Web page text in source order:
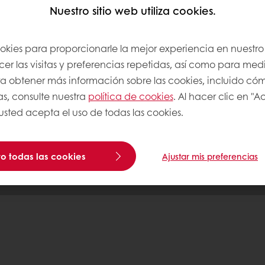
Nuestro sitio web utiliza cookies.
para proporcionarle la mejor experiencia en
las visitas y preferencias repetidas, así como para
obtener más información sobre las cookies, incluido
consulte nuestra política de cookies. Al hacer clic en
acepta el uso de todas las cookies.
todas las cookies Ajustar mis preferencias